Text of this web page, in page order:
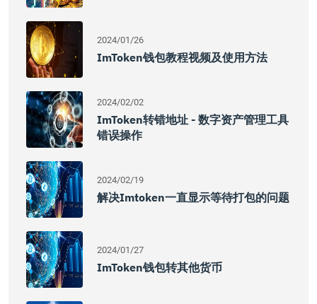
2024/01/26
ImToken钱包教程视频及使用方法
2024/02/02
ImToken转错地址 - 数字资产管理工具
错误操作
2024/02/19
解决imtoken一直显示等待打包的问题
2024/01/27
ImToken钱包转其他货币